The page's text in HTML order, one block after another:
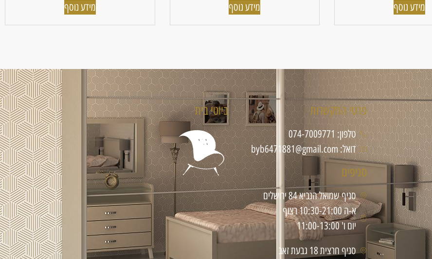
מידע נוסף מידע נוסף מידע נוסף
פרטי התקשרות
טלפון: 074-7009771
דואל: byb6471881@gmail.com
סניפים
סניף שמואל הנביא 84 ירושלים
א-ה 10:30-21:00 רצוף
יום ו' 11:00-13:00
סניף חרצית 18 גבעת זאב
ביוטי בית